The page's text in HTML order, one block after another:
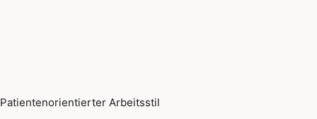
Patientenorientierter Arbeitsstil